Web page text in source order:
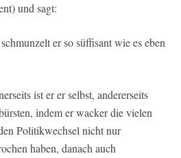
und sagt:
er so süffisant wie es eben
ist er er selbst, andererseits
indem er wacker die vielen
Politikwechsel nicht nur
haben, danach auch